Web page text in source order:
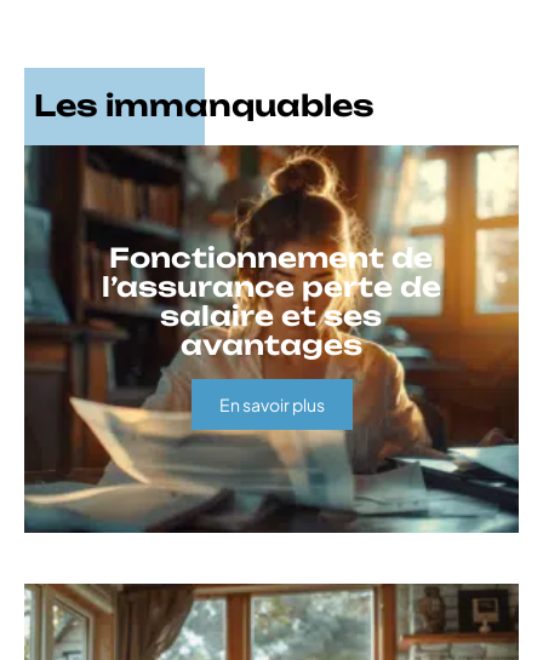
Les immanquables
Fonctionnement de
l’assurance perte de
salaire et ses
avantages
En savoir plus